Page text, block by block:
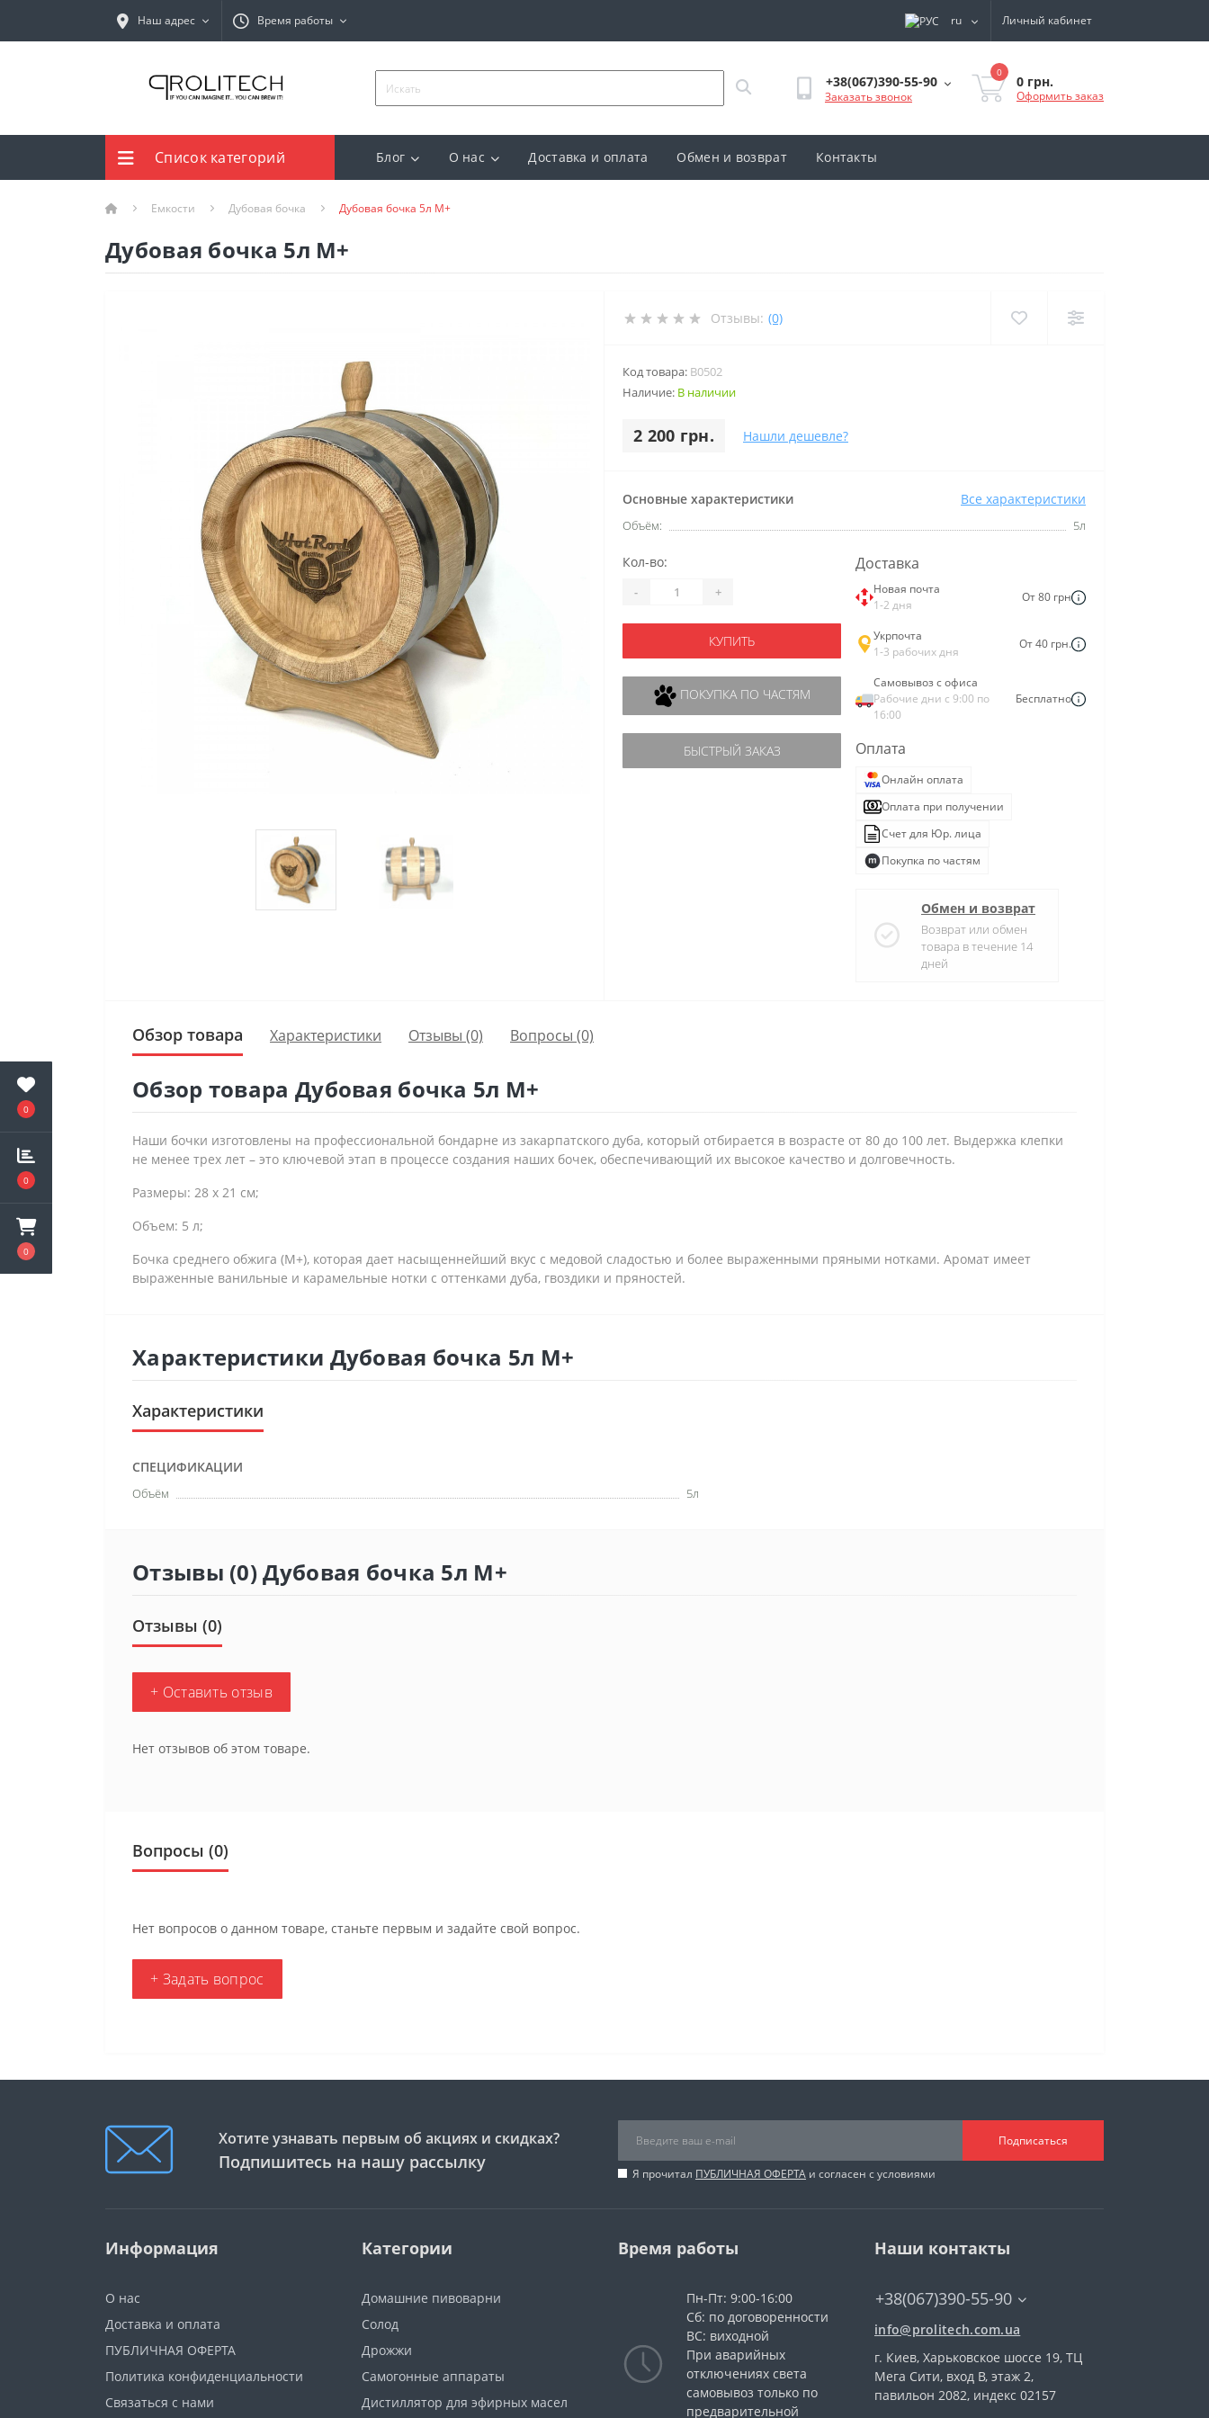
0
0
0
Наш адрес Время работы ru Личный кабинет
+38(067)390-55-90
Заказать звонок
0
0 грн.
Оформить заказ
Список категорий Блог О нас Доставка и оплата Обмен и возврат Контакты
Емкости Дубовая бочка Дубовая бочка 5л М+
Дубовая бочка 5л М+
Отзывы: (0)
Код товара: B0502
Наличие: В наличии
2 200 грн. Нашли дешевле?
Основные характеристики Все характеристики
Объём: 5л
Кол-во:
- +
КУПИТЬ
ПОКУПКА ПО ЧАСТЯМ
БЫСТРЫЙ ЗАКАЗ
Доставка
Новая почта
1-2 дня
От 80 грн
Укрпочта
1-3 рабочих дня
От 40 грн.
Самовывоз с офиса
Рабочие дни с 9:00 по
16:00
Бесплатно
Оплата
Онлайн оплата
Оплата при получении
Счет для Юр. лица
Покупка по частям
Обмен и возврат
Возврат или обмен
товара в течение 14
дней
Обзор товара Характеристики Отзывы (0) Вопросы (0)
Обзор товара Дубовая бочка 5л М+
Наши бочки изготовлены на профессиональной бондарне из закарпатского дуба, который отбирается в возрасте от 80 до 100 лет. Выдержка клепки
не менее трех лет – это ключевой этап в процессе создания наших бочек, обеспечивающий их высокое качество и долговечность.
Размеры: 28 х 21 см;
Объем: 5 л;
Бочка среднего обжига (М+), которая дает насыщеннейший вкус с медовой сладостью и более выраженными пряными нотками. Аромат имеет
выраженные ванильные и карамельные нотки с оттенками дуба, гвоздики и пряностей.
Характеристики Дубовая бочка 5л М+
Характеристики
СПЕЦИФИКАЦИИ
Объём 5л
Отзывы (0) Дубовая бочка 5л М+
Отзывы (0)
+ Оставить отзыв
Нет отзывов об этом товаре.
Вопросы (0)
Нет вопросов о данном товаре, станьте первым и задайте свой вопрос.
+ Задать вопрос
Хотите узнавать первым об акциях и скидках?
Подпишитесь на нашу рассылку
Подписаться
Я прочитал ПУБЛИЧНАЯ ОФЕРТА и согласен с условиями
Информация
О нас
Доставка и оплата
ПУБЛИЧНАЯ ОФЕРТА
Политика конфиденциальности
Связаться с нами
Категории
Домашние пивоварни
Солод
Дрожжи
Самогонные аппараты
Дистиллятор для эфирных масел
Время работы
Пн-Пт: 9:00-16:00
Сб: по договоренности
ВС: виходной
При аварийных
отключениях света
самовывоз только по
предварительной
Наши контакты
+38(067)390-55-90
info@prolitech.com.ua
г. Киев, Харьковское шоссе 19, ТЦ
Мега Сити, вход В, этаж 2,
павильон 2082, индекс 02157